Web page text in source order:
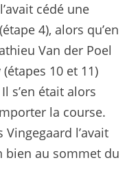
cédé une
4), alors qu’en
Van der Poel
10 et 11)
s’en était alors
la course.
Vingegaard l’avait
bien au sommet du